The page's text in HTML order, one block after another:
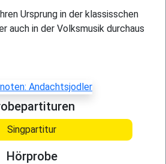
Ursprung in der klassisschen
auch in der Volksmusik durchaus
Singpartitur
Hörprobe